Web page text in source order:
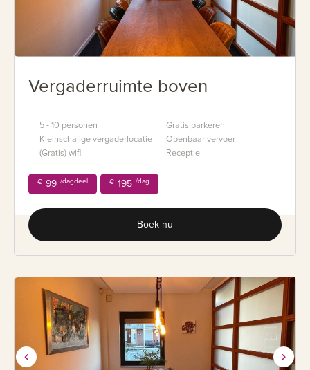
Vergaderruimte boven
5 - 10 personen
Kleinschalige vergaderlocatie
(Gratis) wifi
Gratis parkeren
Openbaar vervoer
Receptie
€ 99 /dagdeel € 195 /dag
Boek nu